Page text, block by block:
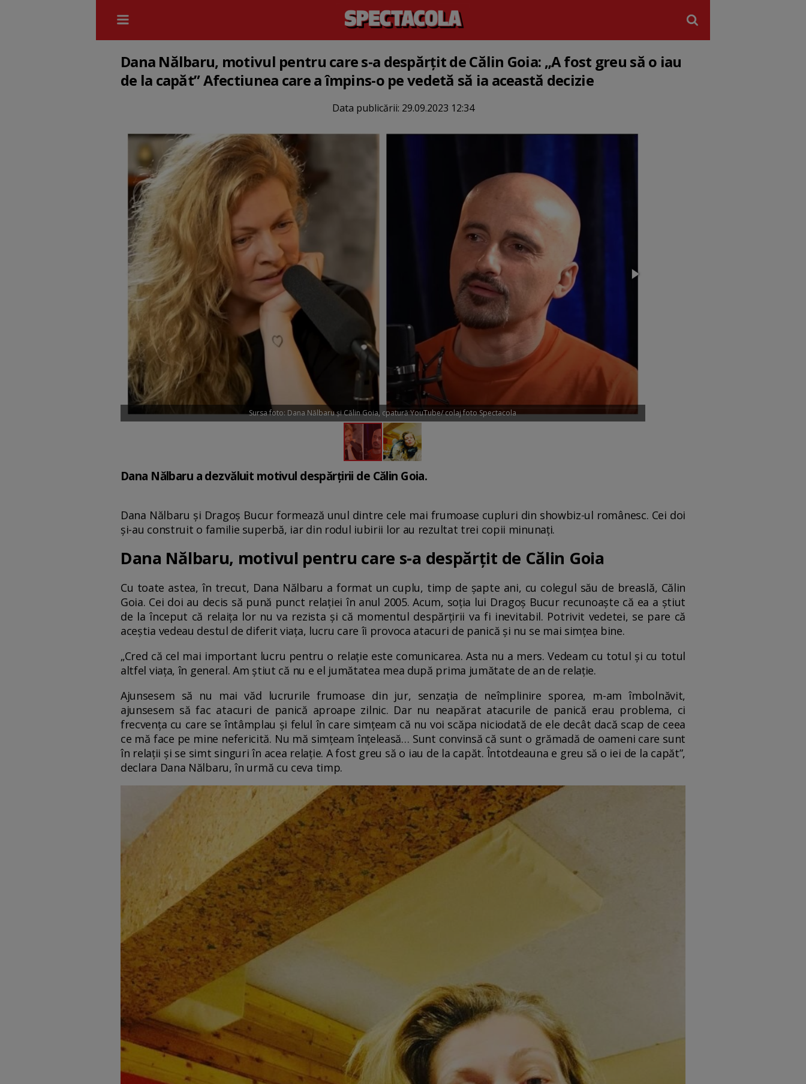
Dana Nălbaru, motivul pentru care s-a despărțit de Călin Goia: „A fost greu să o iau
de la capăt” Afectiunea care a împins-o pe vedetă să ia această decizie
Data publicării: 29.09.2023 12:34
Sursa foto: Dana Nălbaru și Călin Goia, cpatură YouTube/ colaj foto Spectacola
Dana Nălbaru a dezvăluit motivul despărțirii de Călin Goia.
Dana Nălbaru și Dragoș Bucur formează unul dintre cele mai frumoase cupluri din showbiz-ul românesc. Cei doi
și-au construit o familie superbă, iar din rodul iubirii lor au rezultat trei copii minunați.
Dana Nălbaru, motivul pentru care s-a despărțit de Călin Goia
Cu toate astea, în trecut, Dana Nălbaru a format un cuplu, timp de șapte ani, cu colegul său de breaslă, Călin
Goia. Cei doi au decis să pună punct relației în anul 2005. Acum, soția lui Dragoș Bucur recunoaște că ea a știut
de la început că relaița lor nu va rezista și că momentul despărțirii va fi inevitabil. Potrivit vedetei, se pare că
aceștia vedeau destul de diferit viața, lucru care îi provoca atacuri de panică și nu se mai simțea bine.
„Cred că cel mai important lucru pentru o relație este comunicarea. Asta nu a mers. Vedeam cu totul și cu totul
altfel viața, în general. Am știut că nu e el jumătatea mea după prima jumătate de an de relație.
Ajunsesem să nu mai văd lucrurile frumoase din jur, senzația de neîmplinire sporea, m-am îmbolnăvit,
ajunsesem să fac atacuri de panică aproape zilnic. Dar nu neapărat atacurile de panică erau problema, ci
frecvența cu care se întâmplau și felul în care simțeam că nu voi scăpa niciodată de ele decât dacă scap de ceea
ce mă face pe mine nefericită. Nu mă simțeam înțeleasă… Sunt convinsă că sunt o grămadă de oameni care sunt
în relații și se simt singuri în acea relație. A fost greu să o iau de la capăt. Întotdeauna e greu să o iei de la capăt”,
declara Dana Nălbaru, în urmă cu ceva timp.